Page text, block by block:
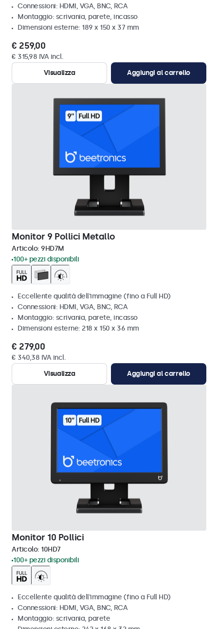
Connessioni: HDMI, VGA, BNC, RCA
Montaggio: scrivania, parete, incasso
Dimensioni esterne: 189 x 150 x 37 mm
€ 259,00
€ 315,98 IVA incl.
Visualizza
Aggiungi al carrello
Monitor 9 Pollici Metallo
Articolo: 9HD7M
100+ pezzi disponibili
Eccellente qualità dell'immagine (fino a Full HD)
Connessioni: HDMI, VGA, BNC, RCA
Montaggio: scrivania, parete, incasso
Dimensioni esterne: 218 x 150 x 36 mm
€ 279,00
€ 340,38 IVA incl.
Visualizza
Aggiungi al carrello
Monitor 10 Pollici
Articolo: 10HD7
100+ pezzi disponibili
Eccellente qualità dell'immagine (fino a Full HD)
Connessioni: HDMI, VGA, BNC, RCA
Montaggio: scrivania, parete